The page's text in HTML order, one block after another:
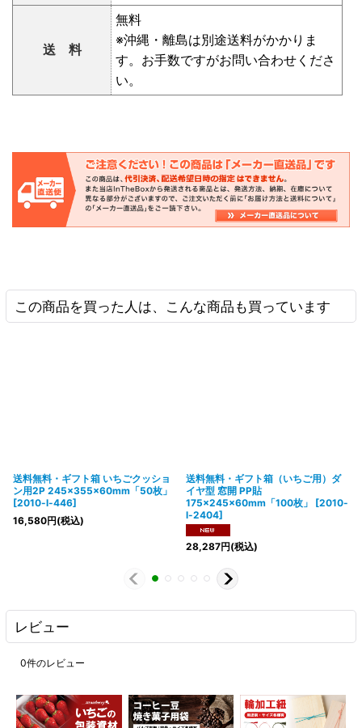
送 料
無料
※沖縄・離島は別途送料がかかりま
す。お手数ですがお問い合わせくださ
い。
この商品を買った人は、こんな商品も買っています
送料無料・ギフト箱 いちごクッショ
ン用2P 245×355×60mm「50枚」
[2010-l-446]
16,580円(税込)
送料無料・ギフト箱（いちご用）ダ
イヤ型 窓開 PP貼
175×245×60mm「100枚」
[2010-
l-2404]
28,287円(税込)
レビュー
0件のレビュー